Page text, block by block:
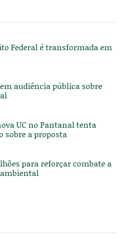
Federal é transformada em
audiência pública sobre
UC no Pantanal tenta
sobre a proposta
para reforçar combate a